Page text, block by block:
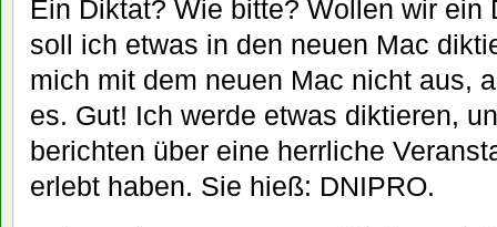
Ein Diktat? Wie bitte? Wollen wir ein
soll ich etwas in den neuen Mac
mich mit dem neuen Mac nicht aus,
es. Gut! Ich werde etwas diktieren,
berichten über eine herrliche
erlebt haben. Sie hieß: DNIPRO.